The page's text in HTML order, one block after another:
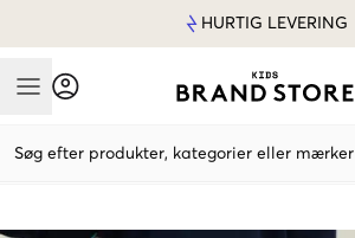
HURTIG LEVERING
Mobile Menu
Søg efter produkter, kategorier eller mærker